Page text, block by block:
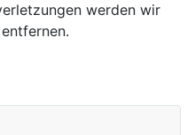
werden wir